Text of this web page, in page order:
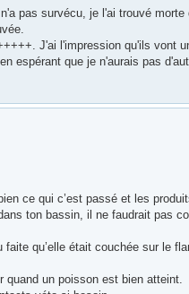
pas survécu, je l'ai trouvé
J'ai l'impression qu'ils vont
espérant que je n'aurais pas
ce qui c’est passé et les
ton bassin, il ne faudrait pas
qu’elle était couchée sur le
quand un poisson est bien atteint.